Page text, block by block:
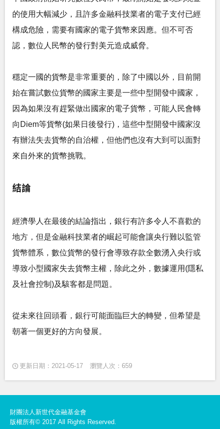
的使用大幅減少，且許多金融科技業者的電子支付已經
構成危險，需要有國家的電子貨幣來因應。但不可否
認，數位人民幣的發行對美元造成威脅。
穩定一國的貨幣是非常重要的，除了中國以外，目前開
始在嘗試數位貨幣的國家主要是一些中型開發中國家，
因為如果沒有趕緊做出國家的電子貨幣，可能人民會轉
向Diem等貨幣(如果日後發行)，這些中型開發中國家沒
有辦法失去貨幣的自治權，但他們也沒有大到可以面對
來自外來的貨幣挑戰。
結論
經濟學人在最後的結論指出，銀行有許多令人不喜歡的
地方，但是金融科技業者的崛起可能會讓央行難以監管
貨幣體系，數位貨幣的發行會導致存款全數湧入央行或
導致小型國家失去貨幣主權，除此之外，數據運用(隱私
及社會控制)及駭客都是問題。
從未來往回頭看，銀行可能面臨巨大的轉變，但希望是
朝著一個更好的方向發展。
更新日期：2021-05-17 瀏覽人次：659
財團法人新世代金融基金會
版權所有© 2017 All Rights Reserved.